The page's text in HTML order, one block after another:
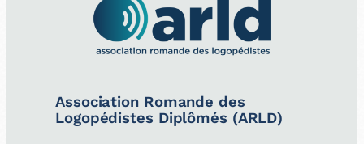
Association Romande des
Logopédistes Diplômés (ARLD)